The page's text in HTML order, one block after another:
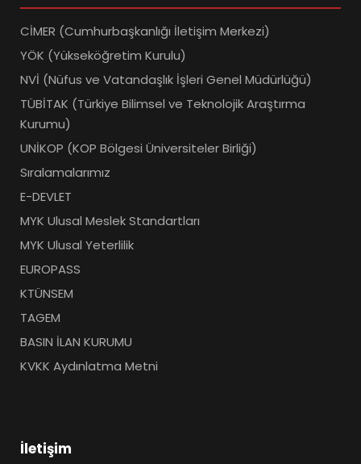
CİMER (Cumhurbaşkanlığı İletişim Merkezi)
YÖK (Yükseköğretim Kurulu)
NVİ (Nüfus ve Vatandaşlık İşleri Genel Müdürlüğü)
TÜBİTAK (Türkiye Bilimsel ve Teknolojik Araştırma
Kurumu)
UNİKOP (KOP Bölgesi Üniversiteler Birliği)
Sıralamalarımız
E-DEVLET
MYK Ulusal Meslek Standartları
MYK Ulusal Yeterlilik
EUROPASS
KTÜNSEM
TAGEM
BASIN İLAN KURUMU
KVKK Aydınlatma Metni
İletişim